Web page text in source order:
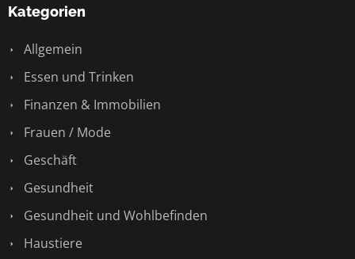
Kategorien
Allgemein
Essen und Trinken
Finanzen & Immobilien
Frauen / Mode
Geschäft
Gesundheit
Gesundheit und Wohlbefinden
Haustiere